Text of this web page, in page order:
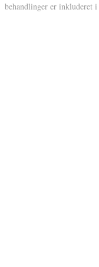
behandlinger er inkluderet